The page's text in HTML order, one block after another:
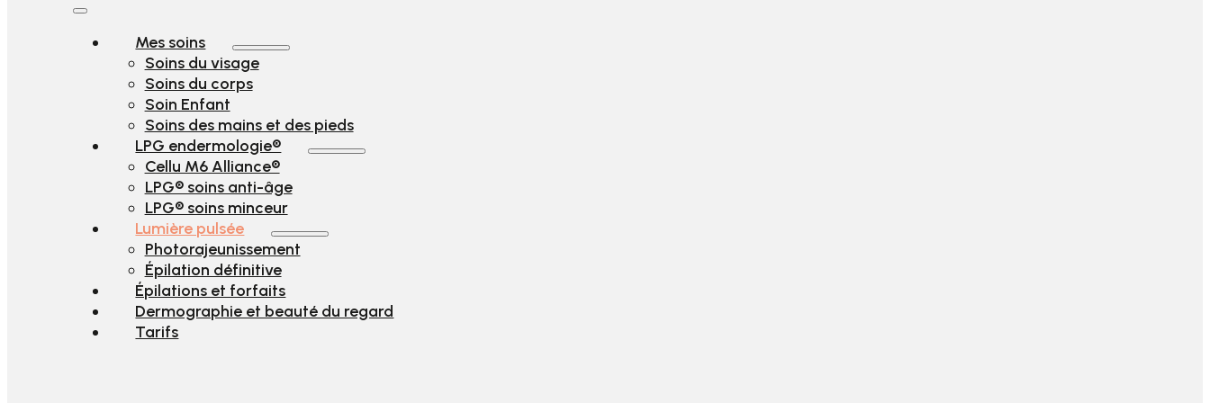
Mes soins
Soins du visage
Soins du corps
Soin Enfant
Soins des mains et des pieds
LPG endermologie®
Cellu M6 Alliance®
LPG® soins anti-âge
LPG® soins minceur
Lumière pulsée
Photorajeunissement
Épilation définitive
Épilations et forfaits
Dermographie et beauté du regard
Tarifs